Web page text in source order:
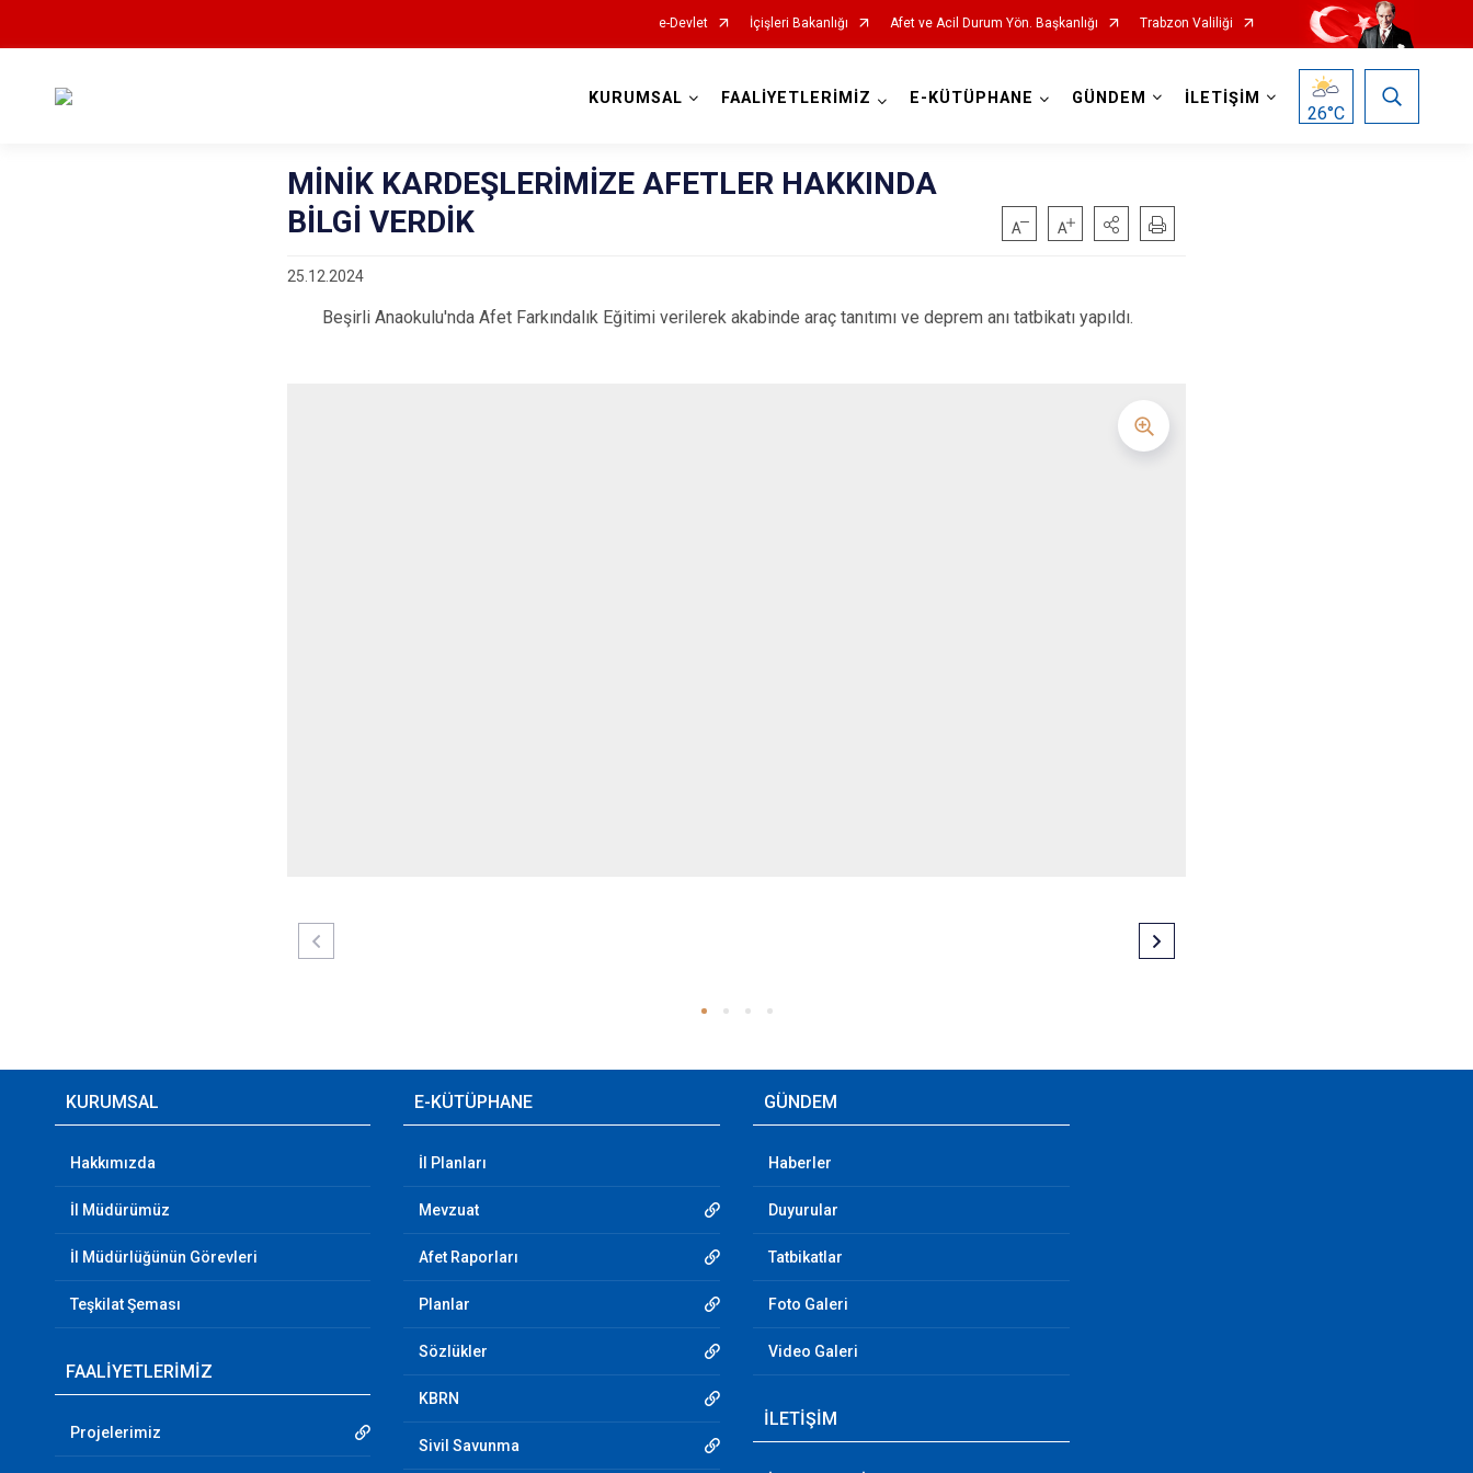
e-Devlet İçişleri Bakanlığı Afet ve Acil Durum Yön. Başkanlığı Trabzon Valiliği
KURUMSAL FAALİYETLERİMİZ E-KÜTÜPHANE GÜNDEM İLETİŞİM
26°C
MİNİK KARDEŞLERİMİZE AFETLER HAKKINDA
BİLGİ VERDİK
25.12.2024
Beşirli Anaokulu'nda Afet Farkındalık Eğitimi verilerek akabinde araç tanıtımı ve deprem anı tatbikatı yapıldı.
KURUMSAL
Hakkımızda
İl Müdürümüz
İl Müdürlüğünün Görevleri
Teşkilat Şeması
FAALİYETLERİMİZ
Projelerimiz
E-KÜTÜPHANE
İl Planları
Mevzuat
Afet Raporları
Planlar
Sözlükler
KBRN
Sivil Savunma
GÜNDEM
Haberler
Duyurular
Tatbikatlar
Foto Galeri
Video Galeri
İLETİŞİM